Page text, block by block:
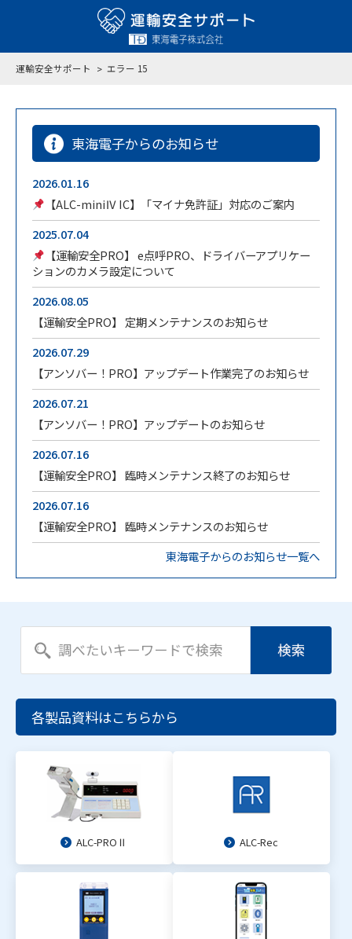
運輸安全サポート エラー 15
東海電子からのお知らせ
2026.01.16
【ALC-miniⅣ IC】「マイナ免許証」対応のご案内
2025.07.04
【運輸安全PRO】 e点呼PRO、ドライバーアプリケー
ションのカメラ設定について
2026.08.05
【運輸安全PRO】 定期メンテナンスのお知らせ
2026.07.29
【アンソバー！PRO】アップデート作業完了のお知らせ
2026.07.21
【アンソバー！PRO】アップデートのお知らせ
2026.07.16
【運輸安全PRO】 臨時メンテナンス終了のお知らせ
2026.07.16
【運輸安全PRO】 臨時メンテナンスのお知らせ
東海電子からのお知らせ一覧へ
各製品資料はこちらから
ALC-PROⅡ ALC-Rec